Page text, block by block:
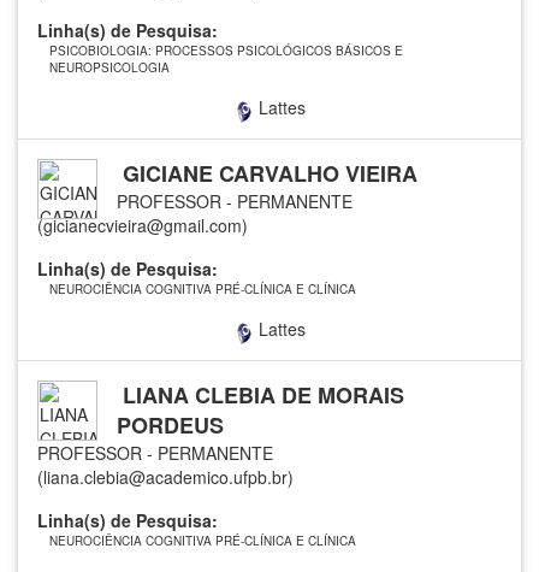
Linha(s) de Pesquisa:
PSICOBIOLOGIA: PROCESSOS PSICOLÓGICOS BÁSICOS E
NEUROPSICOLOGIA
Lattes
GICIANE CARVALHO VIEIRA
PROFESSOR - PERMANENTE
(gicianecvieira@gmail.com)
Linha(s) de Pesquisa:
NEUROCIÊNCIA COGNITIVA PRÉ-CLÍNICA E CLÍNICA
Lattes
LIANA CLEBIA DE MORAIS
PORDEUS
PROFESSOR - PERMANENTE
(liana.clebia@academico.ufpb.br)
Linha(s) de Pesquisa:
NEUROCIÊNCIA COGNITIVA PRÉ-CLÍNICA E CLÍNICA